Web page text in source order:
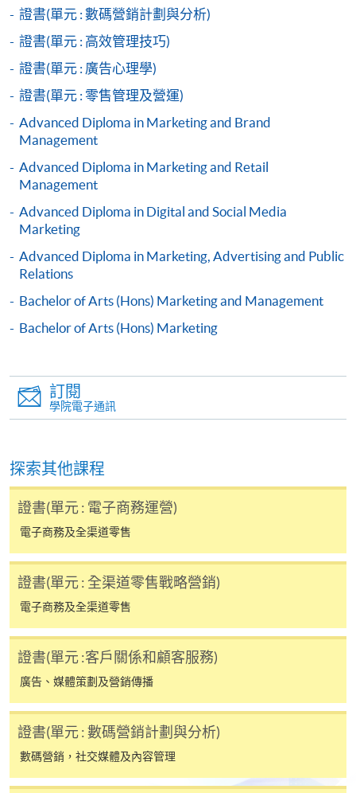
香港大學專業進修學院提供24小時網上報名及繳費服
務，申請人可通過網上申請個別學歷頒授課程和報讀
大部份公開招生的課程(以先到先得形式報名的課程)。
機)、VISA 或 Mastercard。除上述支付方式之外，如就
讀學歷頒授課程設有網上服務，在學學員亦可以「微
信支付」(Online WeChat Pay) 、「支付寶」(Online
Alipay) 或 「轉數快」(FPS) 繳付學費。
報讀新課程
填寫網上報名表格
申請人可按該課程網頁的右上角的
圖示進入網上服務網頁，然
後按照指示填妥網上報名表格。
中指定所須文件(如學歷證明)。系統只支援doc,
docx, jpg 和pdf格式之附件。
申請人可使用以下方式繳交報名費或課程費用:
繳費靈網上服務
碼，請瀏覽繳費靈網址http://www.ppshk.com 。
*信用咭網上繳費服務
Mastercard（包括「香港大學專業進修學院
*香港大學專業進修學院Mastercard卡
月免息分期付款優惠，必須親臨本學院設有報名服務的教
學中心作付款安排。
如欲了解如何於網上報讀新課程及繳費，請瀏覽網上
申請/報讀指南 :
證書(單元 : 數碼營銷計劃與分析)
證書(單元 : 高效管理技巧)
證書(單元 : 廣告心理學)
證書(單元 : 零售管理及營運)
Advanced Diploma in Marketing and Brand
Management
Advanced Diploma in Marketing and Retail
Management
Advanced Diploma in Digital and Social Media
Marketing
Advanced Diploma in Marketing, Advertising and Public
Relations
Bachelor of Arts (Hons) Marketing and Management
Bachelor of Arts (Hons) Marketing
訂閱
學院電子通訊
探索其他課程
證書(單元 : 電子商務運營)
電子商務及全渠道零售
證書(單元 : 全渠道零售戰略營銷)
電子商務及全渠道零售
證書(單元 :客戶關係和顧客服務)
廣告、媒體策劃及營銷傳播
證書(單元 : 數碼營銷計劃與分析)
數碼營銷，社交媒體及內容管理